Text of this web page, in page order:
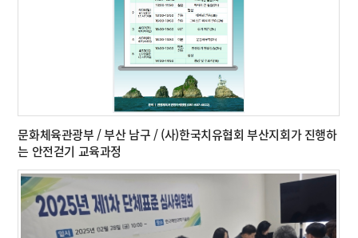
문화체육관광부 / 부산 남구 / (사)한국치유협회 부산지회가 진행하
는 안전걷기 교육과정